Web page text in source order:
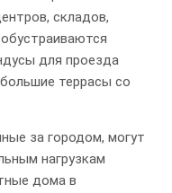
складов,
для проезда
террасы со
за городом, могут
нагрузкам
дома в